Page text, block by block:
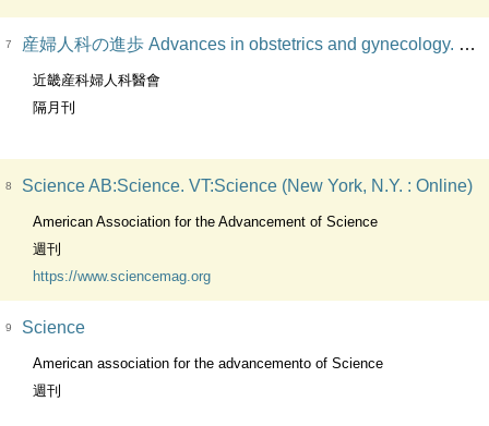
7 産婦人科の進歩 Advances in obstetrics and gynecology. 産婦の進歩. Adv. obstet. gynecol
近畿産科婦人科醫會
隔月刊
8 Science AB:Science. VT:Science (New York, N.Y. : Online)
American Association for the Advancement of Science
週刊
https://www.sciencemag.org
9 Science
American association for the advancemento of Science
週刊